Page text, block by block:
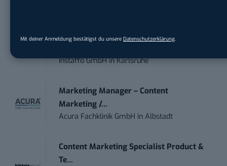
Mit deiner Anmeldung bestätigst du unsere Datenschutzerklärung.
IT Sales & Online Marketing Manager
Instaffo GmbHinKarlsruhe
Marketing Manager – Content
Marketing /...
Acura Fachklinik GmbH inAlbstadt
Content Marketing Specialist Product &
Te...